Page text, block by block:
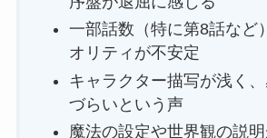
一部話数（特に第8話など
オリティが不安定
キャラクター描写が浅く
づらいという声
魔法の設定や世界観の説